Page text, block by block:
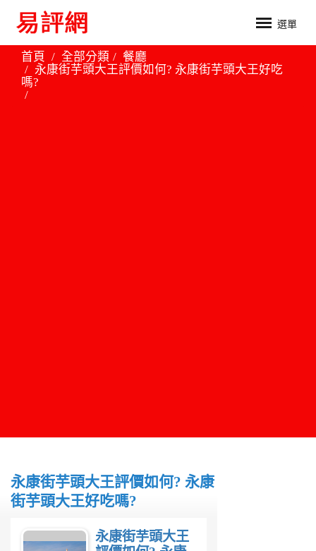
選單
首頁 全部分類
餐廳
永康街芋頭大王評價如何? 永康街芋頭大王好吃
嗎?
永康街芋頭大王評價如何? 永康
街芋頭大王好吃嗎?
永康街芋頭大王